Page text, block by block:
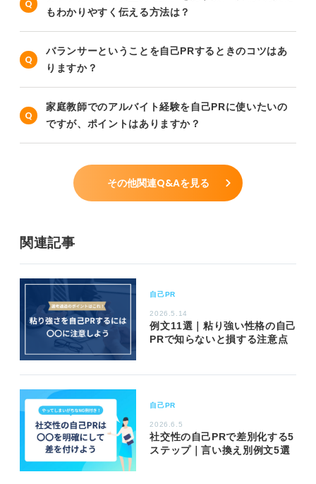
もわかりやすく伝える方法は？
バランサーということを自己PRするときのコツはあ
りますか？
家庭教師でのアルバイト経験を自己PRに使いたいの
ですが、ポイントはありますか？
その他関連Q&Aを見る
関連記事
自己PR
2026.5.14
例文11選｜粘り強い性格の自己
PRで知らないと損する注意点
自己PR
2026.6.5
社交性の自己PRで差別化する5
ステップ｜言い換え別例文5選